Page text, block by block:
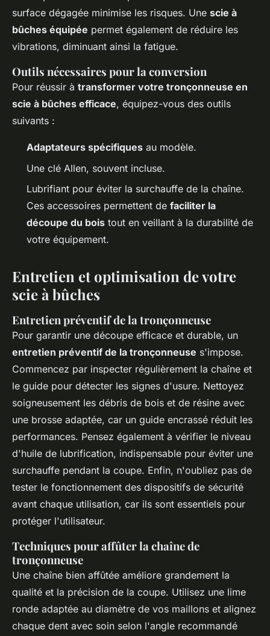
surface dégagée minimise les risques. Une scie à
bûches équipée permet également de réduire les
vibrations, diminuant ainsi la fatigue.
Outils nécessaires pour la conversion
Pour réussir à transformer votre tronçonneuse en
scie à bûches efficace, équipez-vous des outils
suivants :
Adaptateurs spécifiques au modèle.
Une clé Allen, souvent incluse.
Lubrifiant pour éviter la surchauffe de la chaîne.
Ces accessoires permettent de faciliter la
découpe du bois tout en veillant à la durabilité de
votre équipement.
Entretien et optimisation de votre
scie à bûches
Entretien préventif de la tronçonneuse
Pour garantir une découpe efficace et durable, un
entretien préventif de la tronçonneuse s'impose.
Commencez par inspecter régulièrement la chaîne et
le guide pour détecter les signes d'usure. Nettoyez
soigneusement les débris de bois et de résine avec
une brosse adaptée, car un guide encrassé réduit les
performances. Pensez également à vérifier le niveau
d'huile de lubrification, indispensable pour éviter une
surchauffe pendant la coupe. Enfin, n'oubliez pas de
tester le fonctionnement des dispositifs de sécurité
avant chaque utilisation, car ils sont essentiels pour
protéger l'utilisateur.
Techniques pour affûter la chaîne de
tronçonneuse
Une chaîne bien affûtée améliore grandement la
qualité et la précision de la coupe. Utilisez une lime
ronde adaptée au diamètre de vos maillons et alignez
chaque dent avec soin selon l'angle recommandé